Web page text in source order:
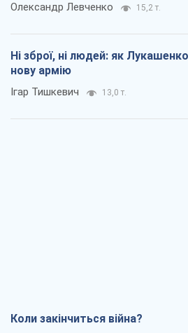
Олександр Левченко 15,2 т.
Ні зброї, ні людей: як
нову армію
Ігар Тишкевич 13,0 т.
Коли закінчиться війна?